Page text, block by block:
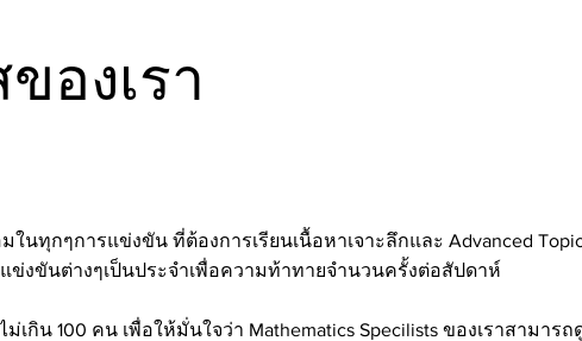
องเรา
นทุกๆการแข่งขัน ที่ต้องการเรียนเนื้อหาเจาะลึกและ Advanced
งขันต่างๆเป็นประจำเพื่อความท้าทายจำนวนครั้งต่อสัปดาห์
เกิน 100 คน เพื่อให้มั่นใจว่า Mathematics Specilists ของเราสามาร